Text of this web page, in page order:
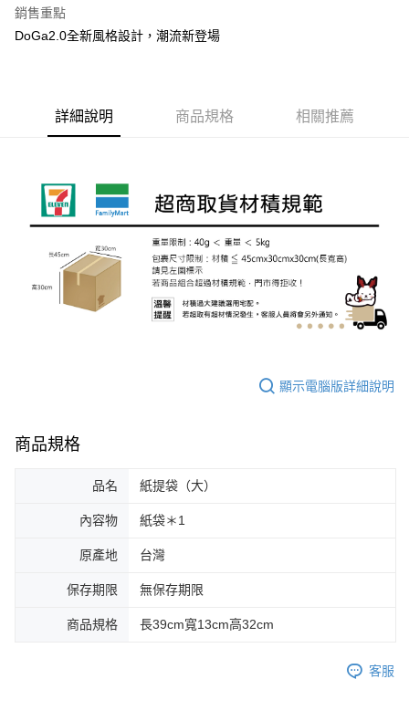
Google Pay
AFTEE先享後付是「在收到商品之後才付款」的支付方式。 讓您購物簡單
便利好安心！
【「AFTEE先享後付」結帳流程】
１．於結帳方式選擇「AFTEE先享後付」後，將跳轉至「AFTEE先享後付」
結帳頁面，進行簡訊認證並確認金額後，即可完成結帳。
２．訂單成立數日內，您將收到繳費通知簡訊。
３．收到繳費通知簡訊後14天內，點擊此簡訊中的連結，可透過四大超商／
ATM／網路銀行／等多元方式進行付款，方視為交易完成。
※ 請注意：結帳手續完成當下不需立刻繳費，但若您需要取消訂單，請聯絡
購買商品的店家。未經商家同意取消之訂單仍視為有效，需透過AFTEE先享
https://netprotections.freshdesk.com/support/home
１．透過由恩沛科技股份有限公司提供之「AFTEE先享後付」服務完成之交
易，需依本服務之必要範圍內提供個人資料，並將交易相關給付款項請求債
２．關於個人資料處理事宜，請瀏覽以下網址：
３．未成年的使用者請事先徵得法定代理人或監護人之同意方可使用
時審查核予不同之上限額度；若仍有額度不足之情形，本公司將視審查結果
５．嚴禁一人註冊多個帳號或使用他人資訊註冊。若發現惡意使用之情形，
恩沛科技股份有限公司將有權停止該用戶之使用額度並採取法律行動。
ATM付款
貨到付款
運送方式
全家取貨付款
每筆NT$60，滿NT$1,000(含以上)免運費
付款後全家取貨
每筆NT$60，滿NT$1,000(含以上)免運費
7-11取貨(快速到店)
每筆NT$120，滿NT$1,500(含以上)免運費
每筆NT$320，滿NT$2,000(含以上)免運費
付款後DoGa門市自取
付款後台南山上區工廠或DoGa安平門市自取(安平門市取杜甲商品
銷售重點
DoGa2.0全新風格設計，潮流新登場
詳細說明 商品規格 相關推薦
顯示電腦版詳細說明
商品規格
品名 紙提袋（大）
內容物 紙袋＊1
原產地 台灣
保存期限 無保存期限
商品規格 長39cm寬13cm高32cm
客服